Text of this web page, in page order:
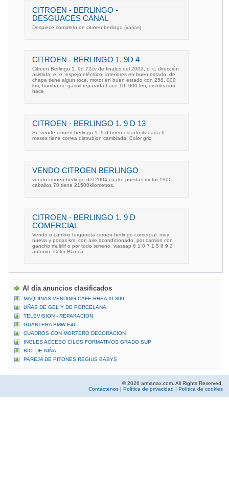
CITROEN - BERLINGO -
DESGUACES CANAL
Despiece completo de citroen berlingo (varias)
CITROEN - BERLINGO 1. 9D 4
Citroen Berlingo 1. 9d 72cv de finales del 2002, c. c, dirección
asistida, e. e, espejo eléctrico, interiores en buen estado, de
chapa tiene algun roce, motor en buen estado con 258. 000
km, bomba de gasoil reparada hace 10. 000 km, distribución
hace
CITROEN - BERLINGO 1. 9 D 13
Se vende citroen berlingo 1. 9 d buen estado itv cada 6
meses tiene correa distrubion cambiada. Color griz
VENDO CITROEN BERLINGO
vendo citroen berlingo del 2004 cuatro puertas motor 1900
caballos 70 tiene 21500kilometros.
CITROEN - BERLINGO 1. 9 D
COMERCIAL
Vendo o cambio furgoneta citroen berlingo comercial, muy
nueva y pocos km, con aire acondicionado, por camion con
gancho multilif o por todo terreno. wassap 6 1 0 7 1 5 6 9 2
antonio. Color Blanca
Al día anuncios clasificados
MAQUINAS VENDING CAFE RHEA XL300
UÑAS DE GEL Y DE PORCELANA
TELEVISION - REPARACION
GUANTERA BMW E46
CUADROS CON MORTERO DECORACION
INGLES ACCESO CILOS FORMATIVOS GRADO SUP
BICI DE NIÑA
PAREJA DE PITONES REGIUS BABYS
© 2026 armanax.com. All Rights Reserved.
Contáctenos | Política de privacidad | Política de cookies